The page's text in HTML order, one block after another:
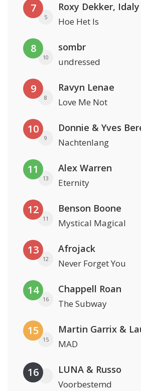
7
5
Roxy Dekker,
Hoe Het Is
8
10
sombr
undressed
9
8
Ravyn Lenae
Love Me Not
10
9
Donnie & Yves
Nachtenlang
11
13
Alex Warren
Eternity
12
11
Benson Boone
Mystical Magical
13
12
Afrojack
Never Forget You
14
16
Chappell Roan
The Subway
15
15
Martin Garrix &
MAD
16 LUNA & Russo
Voorbestemd